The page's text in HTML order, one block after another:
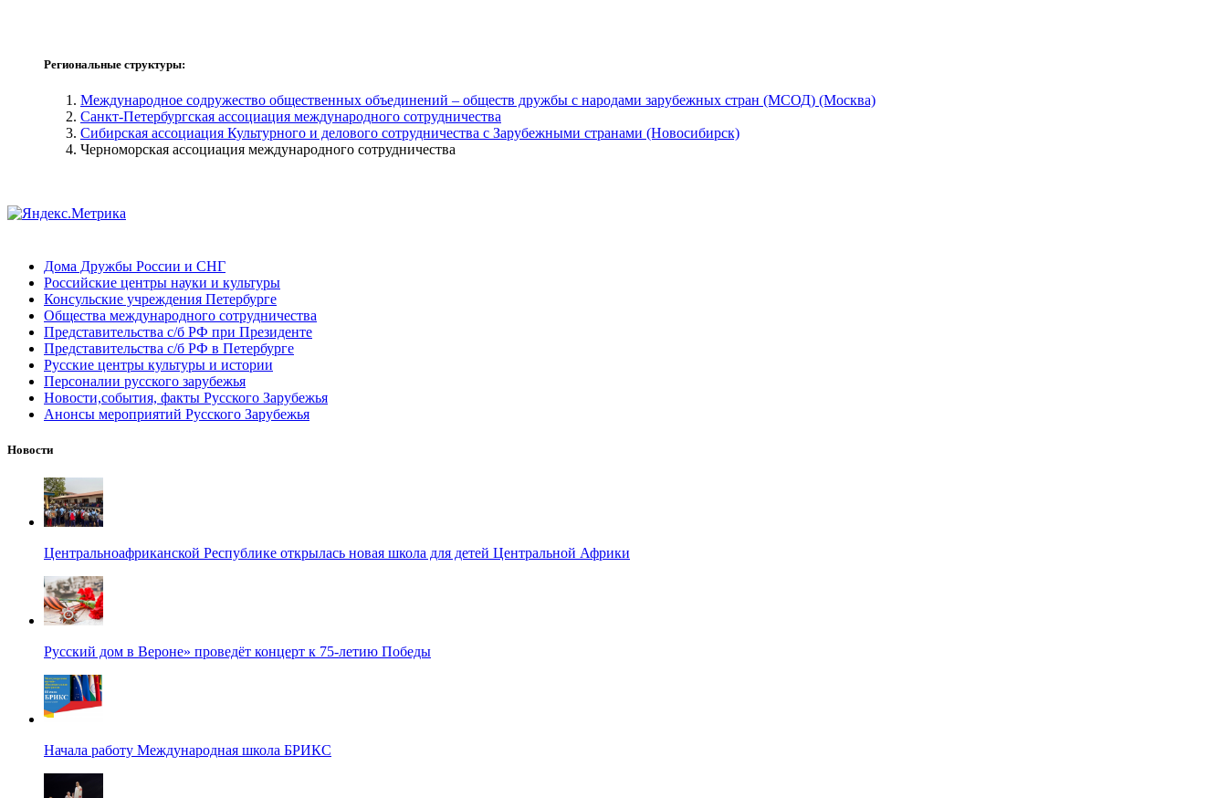
Региональные структуры:
Международное содружество общественных объединений – обществ дружбы с народами зарубежных стран (МСОД) (Москва)
Санкт-Петербургская ассоциация международного сотрудничества
Сибирская ассоциация Культурного и делового сотрудничества с Зарубежными странами (Новосибирск)
Черноморская ассоциация международного сотрудничества
Дома Дружбы России и СНГ
Российские центры науки и культуры
Консульские учреждения Петербурге
Общества международного сотрудничества
Представительства с/б РФ при Президенте
Представительства с/б РФ в Петербурге
Русские центры культуры и истории
Персоналии русского зарубежья
Новости,события, факты Русского Зарубежья
Анонсы мероприятий Русского Зарубежья
Новости
Центральноафриканской Республике открылась новая школа для детей Центральной Африки
Русский дом в Вероне» проведёт концерт к 75-летию Победы
Начала работу Международная школа БРИКС